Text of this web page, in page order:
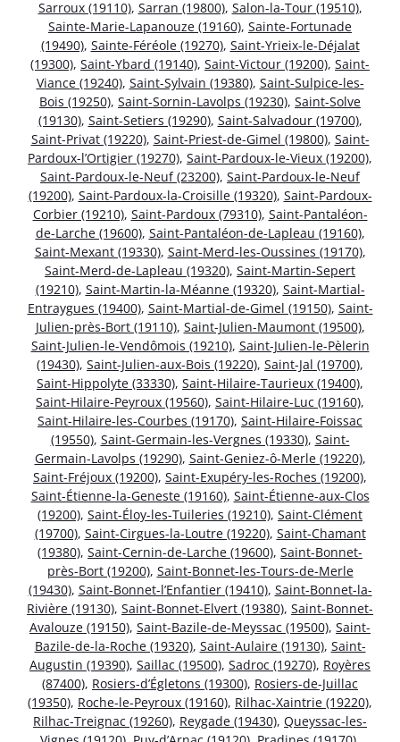
Sarroux (19110), Sarran (19800), Salon-la-Tour (19510),
Sainte-Marie-Lapanouze (19160), Sainte-Fortunade
(19490), Sainte-Féréole (19270), Saint-Yrieix-le-Déjalat
(19300), Saint-Ybard (19140), Saint-Victour (19200), Saint-
Viance (19240), Saint-Sylvain (19380), Saint-Sulpice-les-
Bois (19250), Saint-Sornin-Lavolps (19230), Saint-Solve
(19130), Saint-Setiers (19290), Saint-Salvadour (19700),
Saint-Privat (19220), Saint-Priest-de-Gimel (19800), Saint-
Pardoux-l’Ortigier (19270), Saint-Pardoux-le-Vieux (19200),
Saint-Pardoux-le-Neuf (23200), Saint-Pardoux-le-Neuf
(19200), Saint-Pardoux-la-Croisille (19320), Saint-Pardoux-
Corbier (19210), Saint-Pardoux (79310), Saint-Pantaléon-
de-Larche (19600), Saint-Pantaléon-de-Lapleau (19160),
Saint-Mexant (19330), Saint-Merd-les-Oussines (19170),
Saint-Merd-de-Lapleau (19320), Saint-Martin-Sepert
(19210), Saint-Martin-la-Méanne (19320), Saint-Martial-
Entraygues (19400), Saint-Martial-de-Gimel (19150), Saint-
Julien-près-Bort (19110), Saint-Julien-Maumont (19500),
Saint-Julien-le-Vendômois (19210), Saint-Julien-le-Pèlerin
(19430), Saint-Julien-aux-Bois (19220), Saint-Jal (19700),
Saint-Hippolyte (33330), Saint-Hilaire-Taurieux (19400),
Saint-Hilaire-Peyroux (19560), Saint-Hilaire-Luc (19160),
Saint-Hilaire-les-Courbes (19170), Saint-Hilaire-Foissac
(19550), Saint-Germain-les-Vergnes (19330), Saint-
Germain-Lavolps (19290), Saint-Geniez-ô-Merle (19220),
Saint-Fréjoux (19200), Saint-Exupéry-les-Roches (19200),
Saint-Étienne-la-Geneste (19160), Saint-Étienne-aux-Clos
(19200), Saint-Éloy-les-Tuileries (19210), Saint-Clément
(19700), Saint-Cirgues-la-Loutre (19220), Saint-Chamant
(19380), Saint-Cernin-de-Larche (19600), Saint-Bonnet-
près-Bort (19200), Saint-Bonnet-les-Tours-de-Merle
(19430), Saint-Bonnet-l’Enfantier (19410), Saint-Bonnet-la-
Rivière (19130), Saint-Bonnet-Elvert (19380), Saint-Bonnet-
Avalouze (19150), Saint-Bazile-de-Meyssac (19500), Saint-
Bazile-de-la-Roche (19320), Saint-Aulaire (19130), Saint-
Augustin (19390), Saillac (19500), Sadroc (19270), Royères
(87400), Rosiers-d’Égletons (19300), Rosiers-de-Juillac
(19350), Roche-le-Peyroux (19160), Rilhac-Xaintrie (19220),
Rilhac-Treignac (19260), Reygade (19430), Queyssac-les-